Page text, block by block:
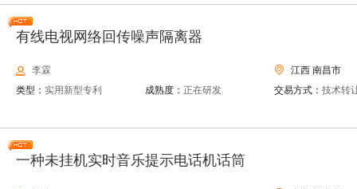
有线电视网络回传噪声隔离器
李霖
江西 南昌市
类型： 实用新型专利 成熟度： 正在研发 交易方式： 技术转
一种未挂机实时音乐提示电话机话筒